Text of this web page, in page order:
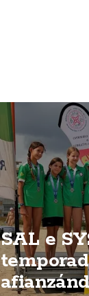
SAL e